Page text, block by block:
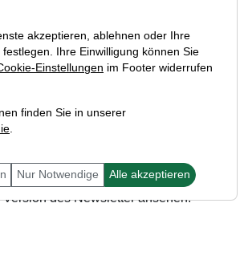
Kunden verschickt. Hier können
des Newsletter ansehen:
akzeptieren, ablehnen oder Ihre
Ihre Einwilligung können Sie
Einstellungen im Footer widerrufen
finden Sie in unserer
.
Nur Notwendige Alle akzeptieren